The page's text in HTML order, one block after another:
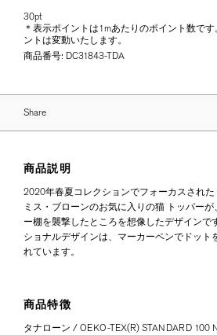
30pt
＊表示ポイントは1mあたりのポイント数で
ントは変動いたします。
商品番号: DC31843-TDA
Share
商品説明
2020年春夏コレクションでフォーカスされた
ミス・ブローンのお気に入りの猫 トッパーが
ー棚を襲撃したところを想像したデザインで
ショナルデザインは、マーカーペンでドット
れています。
商品特徴
タナローン / OEKO-TEX(R) STANDARD 100